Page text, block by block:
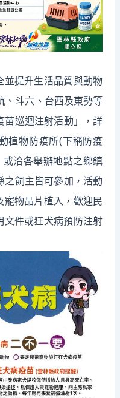
並提升生活品質與動物
、斗六、台西及東勢等
苗巡迴注射活動」，詳
植物防疫所(下稱防疫
洽各舉辦地點之鄉鎮
之飼主皆可參加，活動
寵物晶片植入，歡迎民
文件或狂犬病預防注射